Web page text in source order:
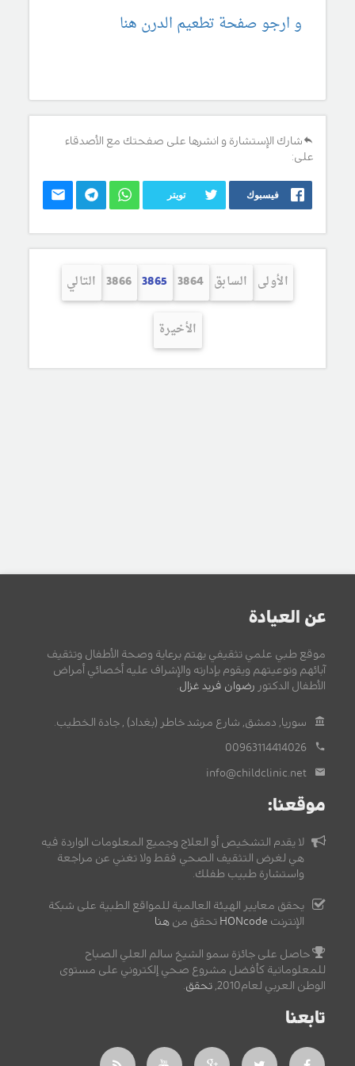
و ارجو صفحة تطعيم الدرن هنا
شارك الإستشارة و انشرها على صفحتك مع الأصدقاء
على:
فيسبوك تويتر
الأولى السابق 3864
3865
3866 التالي
الأخيرة
عن العيادة
موقع طبي علمي تثقيفي يهتم برعاية وصحة الأطفال وتثقيف
آبائهم وتوعيتهم ويقوم بإدارته والإشراف عليه أخصائي أمراض
الأطفال الدكتور رضوان فريد غزال.
سوريا, دمشق, شارع مرشد خاطر (بغداد) , جادة الخطيب.
00963114414026
info@childclinic.net
موقعنا:
لا يقدم التشخيص أو العلاج وجميع المعلومات الواردة فيه
هي لغرض التثقيف الصحي فقط ولا تغني عن مراجعة
واستشارة طبيب طفلك.
يحقق معايير الهيئة العالمية للمواقع الطبية على شبكة
الإنترنت HONcode تحقق من هنا
حاصل على جائزة سمو الشيخ سالم العلي الصباح
للمعلوماتية كأفضل مشروع صحي إلكتروني على مستوى
الوطن العربي لعام2010,
تحقق.
تابعنا